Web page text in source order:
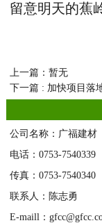
留意明天的蕉
上一篇：暂无
下一篇 : 加快项目落
公司名称：广福建材
电话：0753-7540339
传真：0753-7540340
联系人：陈志勇
E-maill：